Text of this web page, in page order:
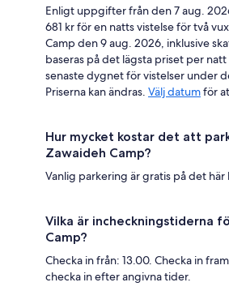
Enligt uppgifter från den 7 aug.
681 kr för en natts vistelse för två
Camp den 9 aug. 2026, inklusive
baseras på det lägsta priset per
senaste dygnet för vistelser under
Priserna kan ändras. Välj datumför
Hur mycket kostar det att
Zawaideh Camp?
Vanlig parkering är gratis på det
Vilka är incheckningstiderna
Camp?
Checka in från: 13.00. Checka in
checka in efter angivna tider.